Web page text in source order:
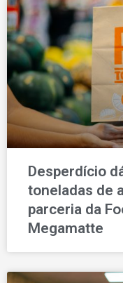
Desperdício
toneladas de
parceria da
Megamatte